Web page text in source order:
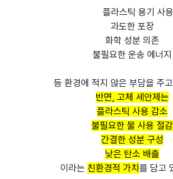
플라스틱 용기 사용
과도한 포장
화학 성분 의존
불필요한 운송 에너지
등 환경에 적지 않은 부담을 주
반면, 고체 세안제는
플라스틱 사용 감소
불필요한 물 사용 절감
간결한 성분 구성
낮은 탄소 배출
이라는 친환경적 가치를 담고